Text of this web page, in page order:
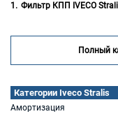
Категории Iveco Stralis
Амортизация
Фильтр КПП IVECO
Полный